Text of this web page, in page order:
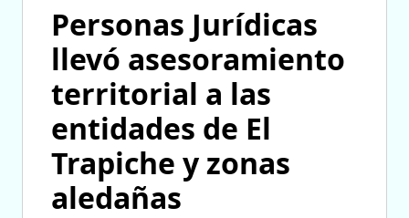
Personas Jurídicas
llevó asesoramiento
territorial a las
entidades de El
Trapiche y zonas
aledañas